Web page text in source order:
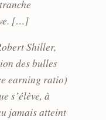
[…]
Shiller,
des bulles
earning ratio)
s’élève, à
jamais atteint